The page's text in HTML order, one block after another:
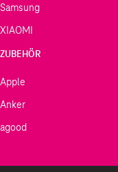
Samsung
XIAOMI
ZUBEHÖR
Apple
Anker
agood